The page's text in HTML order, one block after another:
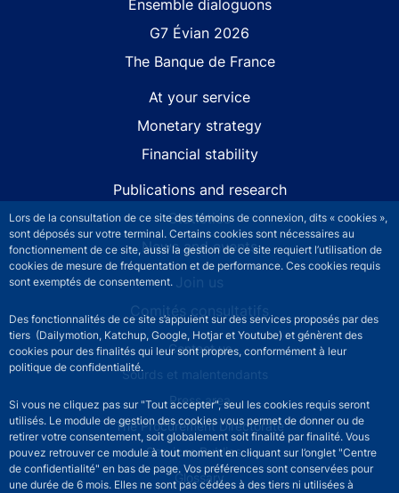
Lors de la consultation de ce site des témoins de connexion, dits « cookies »,
sont déposés sur votre terminal. Certains cookies sont nécessaires au
fonctionnement de ce site, aussi la gestion de ce site requiert l’utilisation de
cookies de mesure de fréquentation et de performance. Ces cookies requis
sont exemptés de consentement.
Des fonctionnalités de ce site s’appuient sur des services proposés par des
tiers (Dailymotion, Katchup, Google, Hotjar et Youtube) et génèrent des
cookies pour des finalités qui leur sont propres, conformément à leur
politique de confidentialité.
Si vous ne cliquez pas sur "Tout accepter", seul les cookies requis seront
utilisés. Le module de gestion des cookies vous permet de donner ou de
retirer votre consentement, soit globalement soit finalité par finalité. Vous
pouvez retrouver ce module à tout moment en cliquant sur l’onglet "Centre
de confidentialité" en bas de page. Vos préférences sont conservées pour
une durée de 6 mois. Elles ne sont pas cédées à des tiers ni utilisées à
Ensemble dialoguons
G7 Évian 2026
The Banque de France
At your service
Monetary strategy
Financial stability
Publications and research
Statistics
News and events
Join us
Comités consultatifs
Footer secondary menuContact us
Sourds et malentendants
Press area
The Procurement Directorate
Services Publics +
Glossary